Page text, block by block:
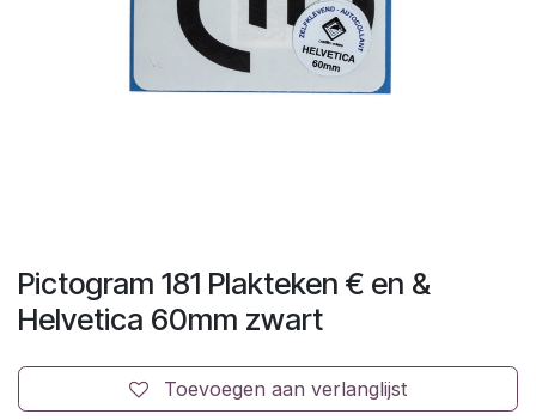
Pictogram 181 Plakteken € en &
Helvetica 60mm zwart
Toevoegen aan verlanglijst